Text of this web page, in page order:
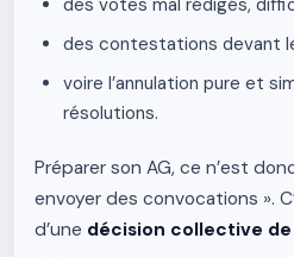
des votes mal rédigés,
des contestations devant
voire l’annulation pure et
résolutions.
Préparer son AG, ce n’est
envoyer des convocations ».
d’une décision collective